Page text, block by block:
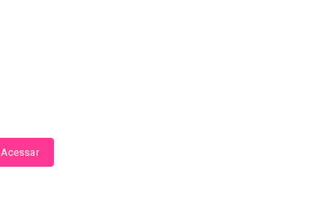
Acessar